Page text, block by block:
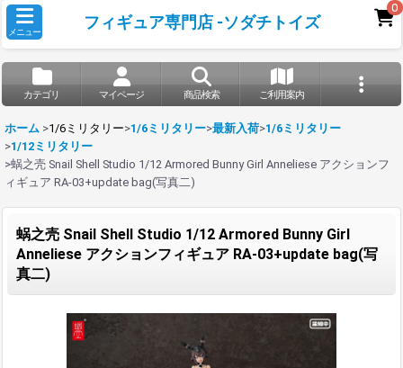
メニュー
フィギュア専門店 -ソダチトイズ
0
カテゴリ マイページ 商品検索 ご利用案内
ホーム >1/6ミリタリー>1/6ミリタリー>最新入荷>1/6ミリタリー
>1/12ミリタリー
>蜗之壳 Snail Shell Studio 1/12 Armored Bunny Girl Anneliese アクションフ
ィギュア RA-03+update bag(写真二)
蜗之壳 Snail Shell Studio 1/12 Armored Bunny Girl
Anneliese アクションフィギュア RA-03+update bag(写
真二)